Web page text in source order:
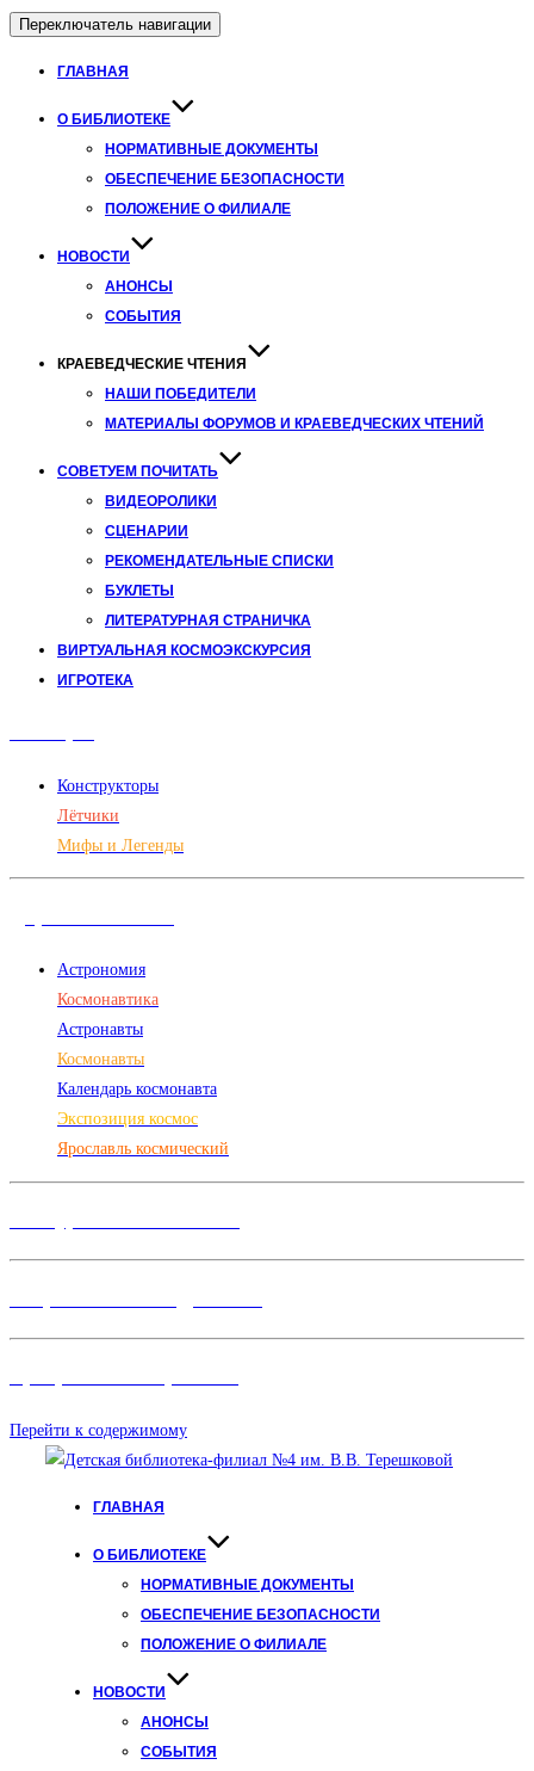
Переключатель навигации
ГЛАВНАЯ
О БИБЛИОТЕКЕ
НОРМАТИВНЫЕ ДОКУМЕНТЫ
ОБЕСПЕЧЕНИЕ БЕЗОПАСНОСТИ
ПОЛОЖЕНИЕ О ФИЛИАЛЕ
НОВОСТИ
АНОНСЫ
СОБЫТИЯ
КРАЕВЕДЧЕСКИЕ ЧТЕНИЯ
НАШИ ПОБЕДИТЕЛИ
МАТЕРИАЛЫ ФОРУМОВ И КРАЕВЕДЧЕСКИХ ЧТЕНИЙ
СОВЕТУЕМ ПОЧИТАТЬ
ВИДЕОРОЛИКИ
СЦЕНАРИИ
РЕКОМЕНДАТЕЛЬНЫЕ СПИСКИ
БУКЛЕТЫ
ЛИТЕРАТУРНАЯ СТРАНИЧКА
ВИРТУАЛЬНАЯ КОСМОЭКСКУРСИЯ
ИГРОТЕКА
Конструкторы
Лётчики
Мифы и Легенды
Астрономия
Космонавтика
Астронавты
Космонавты
Календарь космонавта
Экспозиция космос
Ярославль космический
Перейти к содержимому
ГЛАВНАЯ
О БИБЛИОТЕКЕ
НОРМАТИВНЫЕ ДОКУМЕНТЫ
ОБЕСПЕЧЕНИЕ БЕЗОПАСНОСТИ
ПОЛОЖЕНИЕ О ФИЛИАЛЕ
НОВОСТИ
АНОНСЫ
СОБЫТИЯ